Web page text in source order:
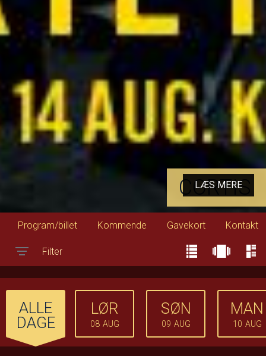
CORTIS
LÆS MERE
Program/billet Kommende Gavekort Kontakt
Filter
ALLE
DAGE
LØR
08 AUG
SØN
09 AUG
MAN
10 AUG